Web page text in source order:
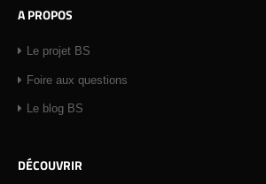
A PROPOS
Le projet BS
Foire aux questions
Le blog BS
DÉCOUVRIR